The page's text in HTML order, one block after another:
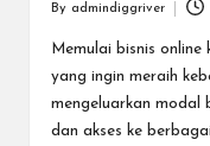
by
By admindiggriver
Memulai bisnis
yang ingin meraih
mengeluarkan modal
dan akses ke